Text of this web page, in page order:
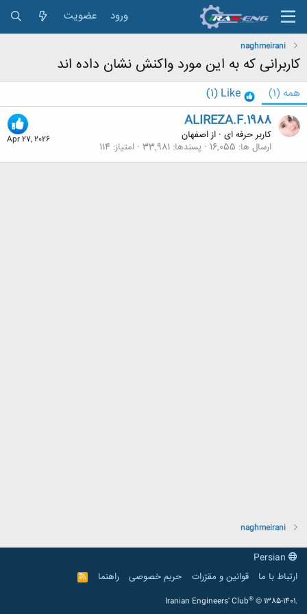
ورود عضویت
naghmeirani
کاربرانی که به این مورد واکنش نشان داده اند
همه (1)
Like
(1)
Apr 27, 2026
ALIREZA.F.1988
کاربر حرفه ای · ازاصفهان
ارسال ها 16,055 پسندها 33,981 امتیاز 114
naghmeirani
ارتباط با ما
قوانین و مقرّرات حریم خصوصی راهنما
R
S
Iranian Engineers' Club® © 1385-1401.